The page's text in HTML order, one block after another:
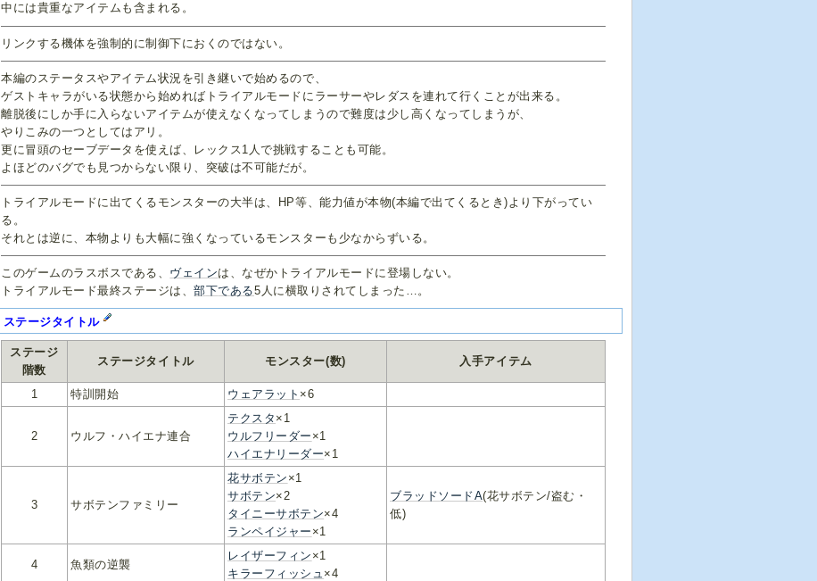
中には貴重なアイテムも含まれる。
リンクする機体を強制的に制御下におくのではない。
本編のステータスやアイテム状況を引き継いで始めるので、
ゲストキャラがいる状態から始めればトライアルモードにラーサーやレダスを連れて行くことが出来る。
離脱後にしか手に入らないアイテムが使えなくなってしまうので難度は少し高くなってしまうが、
やりこみの一つとしてはアリ。
更に冒頭のセーブデータを使えば、レックス1人で挑戦することも可能。
よほどのバグでも見つからない限り、突破は不可能だが。
トライアルモードに出てくるモンスターの大半は、HP等、能力値が本物(本編で出てくるとき)より下がってい
る。
それとは逆に、本物よりも大幅に強くなっているモンスターも少なからずいる。
このゲームのラスボスである、 ヴェインは、なぜかトライアルモードに登場しない。
トライアルモード最終ステージは、部下である5人に横取りされてしまった…。
ステージタイトル
ステージ
階数
ステージタイトル モンスター(数) 入手アイテム
1 特訓開始 ウェアラット ×6
2 ウルフ・ハイエナ連合
テクスタ ×1
ウルフリーダー ×1
ハイエナリーダー×1
3 サボテンファミリー
花サボテン ×1
サボテン×2
タイニーサボテン×4
ランペイジャー ×1
ブラッドソードA(花サボテン/盗む・
低)
4 魚類の逆襲
レイザーフィン ×1
キラーフィッシュ ×4